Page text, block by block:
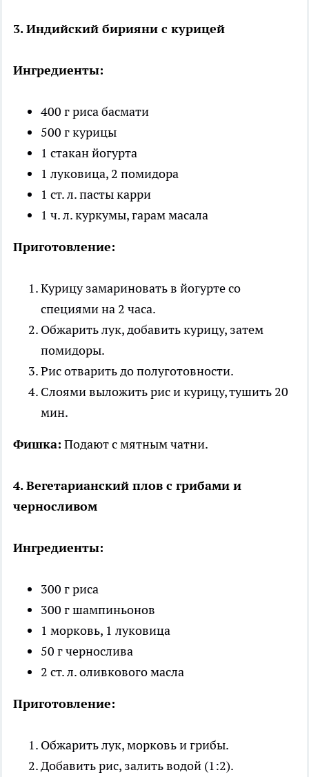
3. Индийский бирияни с курицей
Ингредиенты:
400 г риса басмати
500 г курицы
1 стакан йогурта
1 луковица, 2 помидора
1 ст. л. пасты карри
1 ч. л. куркумы, гарам масала
Приготовление:
Курицу замариновать в йогурте со
специями на 2 часа.
Обжарить лук, добавить курицу, затем
помидоры.
Рис отварить до полуготовности.
Слоями выложить рис и курицу, тушить 20
мин.
Фишка: Подают с мятным чатни.
4. Вегетарианский плов с грибами и
черносливом
Ингредиенты:
300 г риса
300 г шампиньонов
1 морковь, 1 луковица
50 г чернослива
2 ст. л. оливкового масла
Приготовление:
Обжарить лук, морковь и грибы.
Добавить рис, залить водой (1:2).